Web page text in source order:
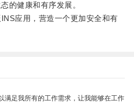
的健康和有序发展。
应用，营造一个更加安全和有
满足我所有的工作需求，让我能够在工作